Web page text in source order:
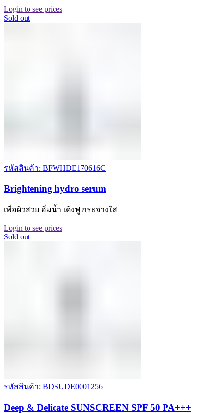
Login to see prices
Sold out
รหัสสินค้า: BFWHDE170616C
Brightening hydro serum
เพื่อผิวสวย อิ่มน้ำ เด้งฟู กระจ่างใส
Login to see prices
Sold out
รหัสสินค้า: BDSUDE0001256
Deep & Delicate SUNSCREEN SPF 50 PA+++